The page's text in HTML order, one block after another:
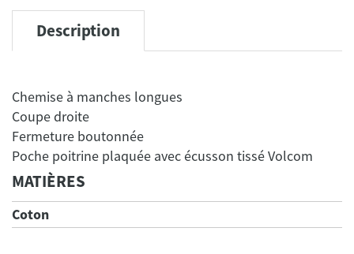
Description
Chemise à manches longues
Coupe droite
Fermeture boutonnée
MATIÈRES
Coton